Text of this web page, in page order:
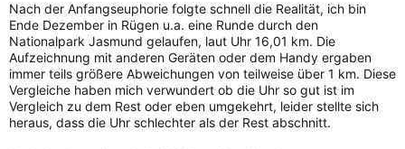
Nach der Anfangseuphorie folgte schnell die Realität, ich bin
Ende Dezember in Rügen u.a. eine Runde durch den
Nationalpark Jasmund gelaufen, laut Uhr 16,01 km. Die
Aufzeichnung mit anderen Geräten oder dem Handy ergaben
immer teils größere Abweichungen von teilweise über 1 km. Diese
Vergleiche haben mich verwundert ob die Uhr so gut ist im
Vergleich zu dem Rest oder eben umgekehrt, leider stellte sich
heraus, dass die Uhr schlechter als der Rest abschnitt.